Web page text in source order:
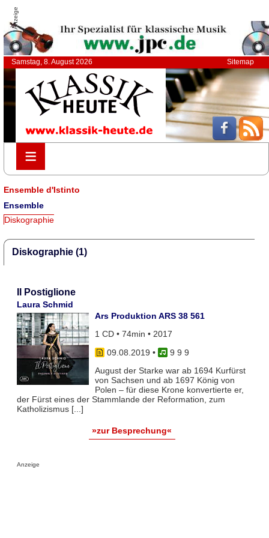
Anzeige
Samstag, 8. August 2026 Sitemap
≡
≡
Ensemble d'Istinto
Ensemble
Diskographie
Diskographie (1)
Il Postiglione
Laura Schmid
Ars Produktion ARS 38 561
1 CD • 74min • 2017
09.08.2019 •
9 9 9
August der Starke war ab 1694 Kurfürst
von Sachsen und ab 1697 König von
Polen – für diese Krone konvertierte er,
der Fürst eines der Stammlande der Reformation, zum
Katholizismus [...]
»zur Besprechung«
Anzeige